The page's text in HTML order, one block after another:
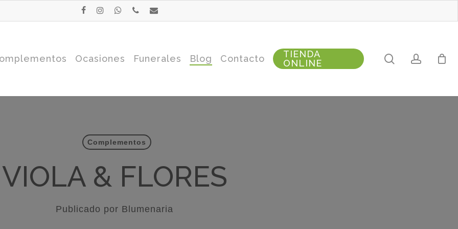
facebookinstagramwhatsappphoneemail
Ocasiones Funerales Blog Contacto
TIENDA
ONLINE
search
Complementos
VIOLA & FLORES
Publicado por Blumenaria